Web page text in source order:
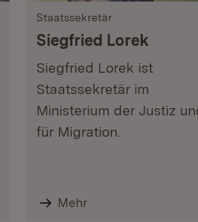
Staatssekretär
Siegfried Lorek
Siegfried Lorek ist
Staatssekretär im
Ministerium der Justiz
für Migration.
Mehr